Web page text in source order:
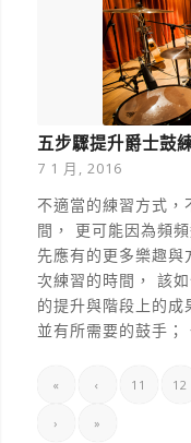
五步驟提升爵士鼓
7 1 月, 2016
不適當的練習方式
間， 更可能因為頻
先應有的更多樂趣
次練習的時間， 該
的提升與階段上的
並有所需要的鼓手；
« ‹ 11 12
› »